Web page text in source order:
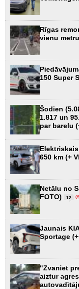
Rīgas
vienu
150 Super
Šodien
1.817 un
par barelu
650 km (+
Netālu no
FOTO)
12
Jaunais
Sportage (+
"Zvaniet
aiztur